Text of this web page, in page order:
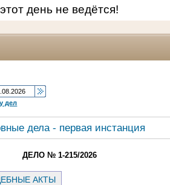
этот день не ведётся!
дел
дела - первая инстанция
ДЕЛО № 1-215/2026
АКТЫ